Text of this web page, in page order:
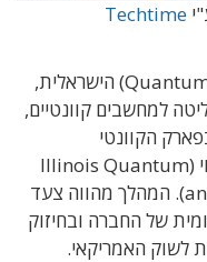
Techtime
חברת קוונטום מאשינס (Quantum Machines) הישראלית,
למחשבים קוונטיים,
הקוונטי
והמיקרואלקטרוניקה של מדינת אילינוי (Illinois Quantum
and Microelectronics Park – IQMP). המהלך מהווה צעד
של החברה ובחיזוק
לשוק האמריקאי.